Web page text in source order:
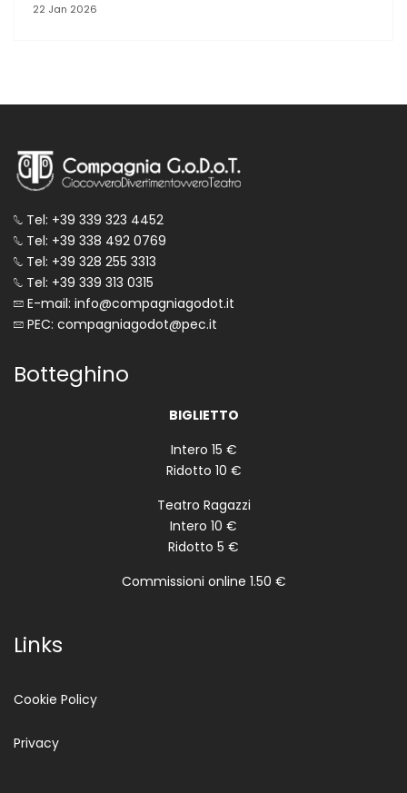
22 Jan 2026
Tel: +39 339 323 4452
Tel: +39 338 492 0769
Tel: +39 328 255 3313
Tel: +39 339 313 0315
E-mail: info@compagniagodot.it
PEC: compagniagodot@pec.it
Botteghino
BIGLIETTO
Intero 15 €
Ridotto 10 €
Teatro Ragazzi
Intero 10 €
Ridotto 5 €
Commissioni online 1.50 €
Links
Cookie Policy
Privacy